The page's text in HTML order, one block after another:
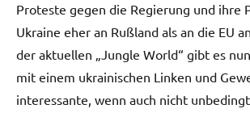
Proteste gegen die Regierung und ihre
Ukraine eher an Rußland als an die EU
der aktuellen „Jungle World“ gibt es
mit einem ukrainischen Linken und
interessante, wenn auch nicht